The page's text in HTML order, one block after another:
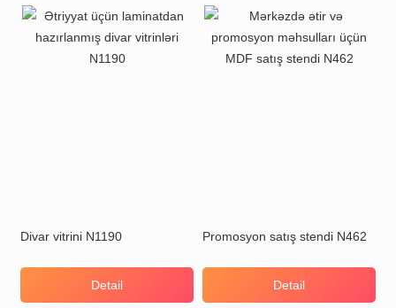
Divar vitrini N1190
Detail
Promosyon satış stendi N462
Detail